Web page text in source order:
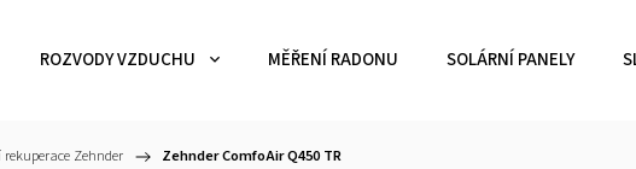
ROZVODY VZDUCHU MĚŘENÍ RADONU SOLÁRNÍ PANELY
Zehnder / Zehnder ComfoAir Q450 TR